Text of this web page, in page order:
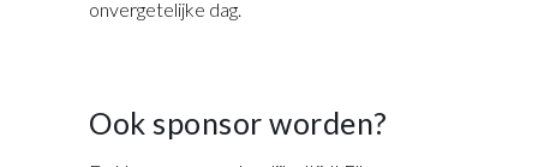
onvergetelijke dag.
Ook sponsor worden?